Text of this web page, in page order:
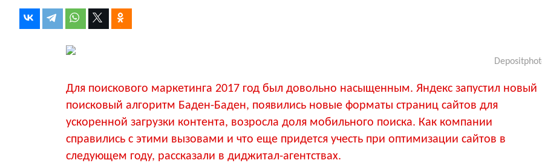
Для поискового маркетинга 2017 год был довольно насыщенным. Яндекс запустил новый
поисковый алгоритм Баден-Баден, появились новые форматы страниц сайтов для
ускоренной загрузки контента, возросла доля мобильного поиска. Как компании
справились с этими вызовами и что еще придется учесть при оптимизации сайтов в
следующем году, рассказали в диджитал-агентствах.